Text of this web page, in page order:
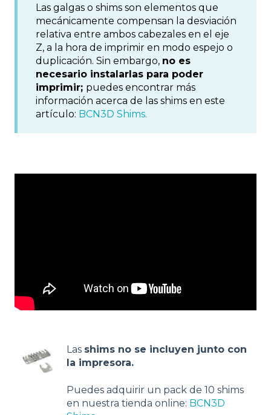
Las galgas o shims son elementos que
mecánicamente compensan la desviación
relativa entre ambos cabezales en el eje
Z, a la hora de imprimir en modo espejo o
duplicación. Sin embargo, no es
necesario instalarlas para poder
imprimir; puedes encontrar más
información acerca de las shims en este
artículo: BCN3D Shims.
Las shims no se incluyen junto con
la impresora.
Puedes adquirir un pack de 10 shims
en nuestra tienda online: BCN3D